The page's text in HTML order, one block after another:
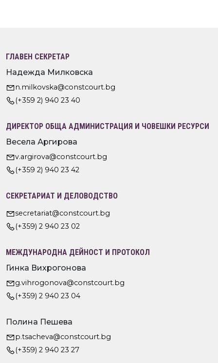
ГЛАВЕН СЕКРЕТАР
Надежда Милковска
n.milkovska@constcourt.bg
(+359 2) 940 23 40
ДИРЕКТОР ОБЩА АДМИНИСТРАЦИЯ И ЧОВЕШКИ РЕСУРСИ
Весела Аргирова
v.argirova@constcourt.bg
(+359 2) 940 23 42
СЕКРЕТАРИАТ И ДЕЛОВОДСТВО
secretariat@constcourt.bg
(+359) 2 940 23 02
МЕЖДУНАРОДНА ДЕЙНОСТ И ПРОТОКОЛ
Гинка Вихрогонова
g.vihrogonova@constcourt.bg
(+359) 2 940 23 04
Полина Пешева
p.tsacheva@constcourt.bg
(+359) 2 940 23 27